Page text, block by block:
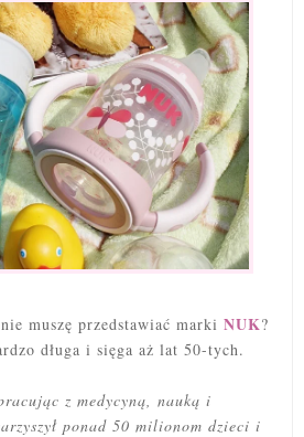
muszę przedstawiać marki NUK?
długa i sięga aż lat 50-tych.
z medycyną, nauką i
ponad 50 milionom dzieci i